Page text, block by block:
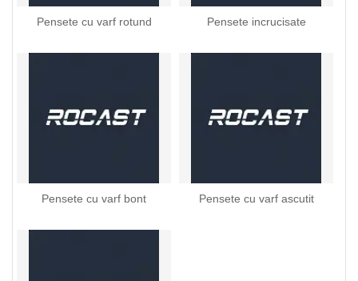
Pensete cu varf rotund Pensete incrucisate
Pensete cu varf bont Pensete cu varf ascutit